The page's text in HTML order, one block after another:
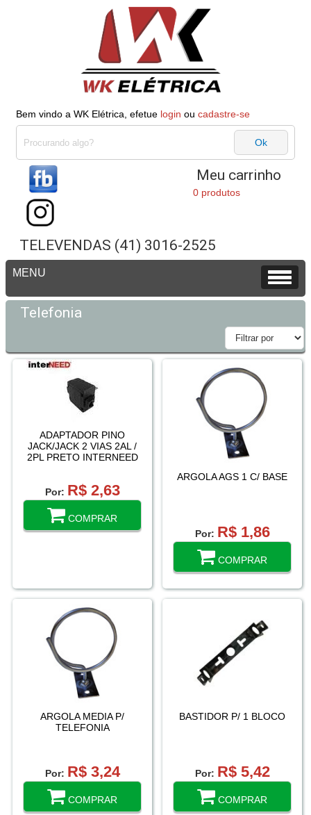
Bem vindo a WK Elétrica, efetue login ou cadastre-se
Meu carrinho
0 produtos
TELEVENDAS (41) 3016-2525
Telefonia
ADAPTADOR PINO
JACK/JACK 2 VIAS 2AL /
2PL PRETO INTERNEED
Por: R$ 2,63
COMPRAR
ARGOLA AGS 1 C/ BASE
Por: R$ 1,86
COMPRAR
ARGOLA MEDIA P/
TELEFONIA
Por: R$ 3,24
COMPRAR
BASTIDOR P/ 1 BLOCO
Por: R$ 5,42
COMPRAR